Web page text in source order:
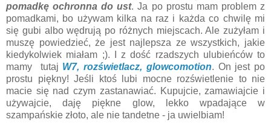
pomadkę ochronna do ust. Ja po prostu mam problem z
pomadkami, bo używam kilka na raz i każda co chwilę mi
się gubi albo wędrują po różnych miejscach. Ale zużyłam i
muszę powiedzieć, że jest najlepsza ze wszystkich, jakie
kiedykolwiek miałam ;). I z dość rzadszych ulubieńców to
mamy tutaj W7, rozświetlacz, glowcomotion. On jest po
prostu piękny! Jeśli ktoś lubi mocne rozświetlenie to nie
macie się nad czym zastanawiać. Kupujcie, zamawiajcie i
używajcie, daję piękne glow, lekko wpadające w
szampańskie złoto, ale nie tandetne - ja uwielbiam!